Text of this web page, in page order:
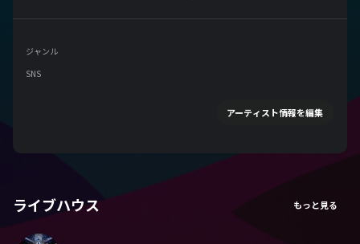
ジャンル
SNS
アーティスト情報を編集
ライブハウス